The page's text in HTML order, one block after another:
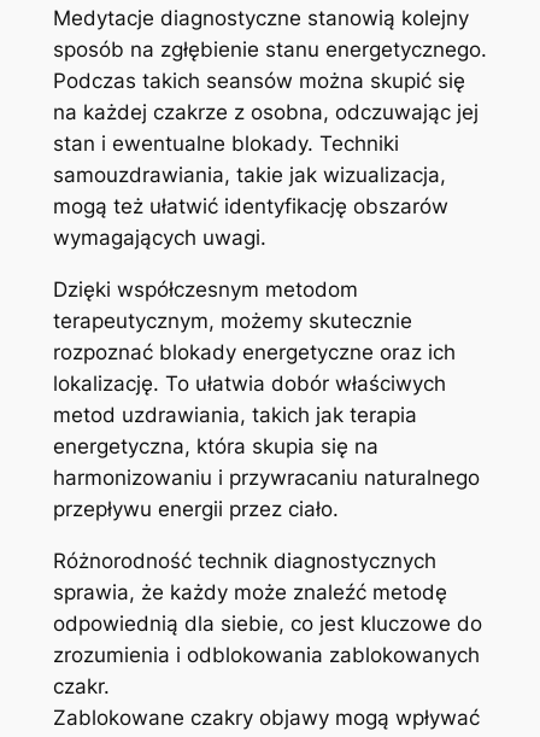
Medytacje diagnostyczne stanowią kolejny
sposób na zgłębienie stanu energetycznego.
Podczas takich seansów można skupić się
na każdej czakrze z osobna, odczuwając jej
stan i ewentualne blokady. Techniki
samouzdrawiania, takie jak wizualizacja,
mogą też ułatwić identyfikację obszarów
wymagających uwagi.
Dzięki współczesnym metodom
terapeutycznym, możemy skutecznie
rozpoznać blokady energetyczne oraz ich
lokalizację. To ułatwia dobór właściwych
metod uzdrawiania, takich jak terapia
energetyczna, która skupia się na
harmonizowaniu i przywracaniu naturalnego
przepływu energii przez ciało.
Różnorodność technik diagnostycznych
sprawia, że każdy może znaleźć metodę
odpowiednią dla siebie, co jest kluczowe do
zrozumienia i odblokowania zablokowanych
czakr.
Zablokowane czakry objawy mogą wpływać